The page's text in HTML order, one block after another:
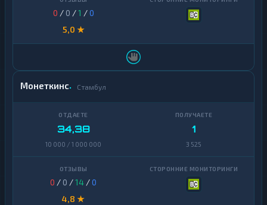
0 / 0 /1 /0
5,0 ★
Монеткинс Стамбул
34,38
10 000 / 1 000 000
1
3 525
0 / 0 /14 /0
4,8 ★